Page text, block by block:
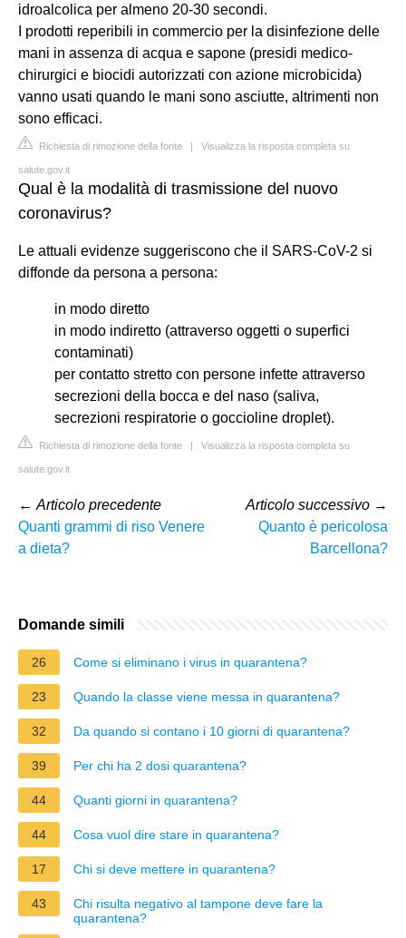
idroalcolica per almeno 20-30 secondi.
I prodotti reperibili in commercio per la disinfezione delle
mani in assenza di acqua e sapone (presidi medico-
chirurgici e biocidi autorizzati con azione microbicida)
vanno usati quando le mani sono asciutte, altrimenti non
sono efficaci.
Richiesta di rimozione della fonte | Visualizza la risposta completa su
salute.gov.it
Qual è la modalità di trasmissione del nuovo
coronavirus?
Le attuali evidenze suggeriscono che il SARS-CoV-2 si
diffonde da persona a persona:
in modo diretto
in modo indiretto (attraverso oggetti o superfici
contaminati)
per contatto stretto con persone infette attraverso
secrezioni della bocca e del naso (saliva,
secrezioni respiratorie o goccioline droplet).
Richiesta di rimozione della fonte | Visualizza la risposta completa su
salute.gov.it
← Articolo precedente
Quanti grammi di riso Venere
a dieta?
Articolo successivo →
Quanto è pericolosa
Barcellona?
Domande simili
26 Come si eliminano i virus in quarantena?
23 Quando la classe viene messa in quarantena?
32 Da quando si contano i 10 giorni di quarantena?
39 Per chi ha 2 dosi quarantena?
44 Quanti giorni in quarantena?
44 Cosa vuol dire stare in quarantena?
17 Chi si deve mettere in quarantena?
43
Chi risulta negativo al tampone deve fare la
quarantena?